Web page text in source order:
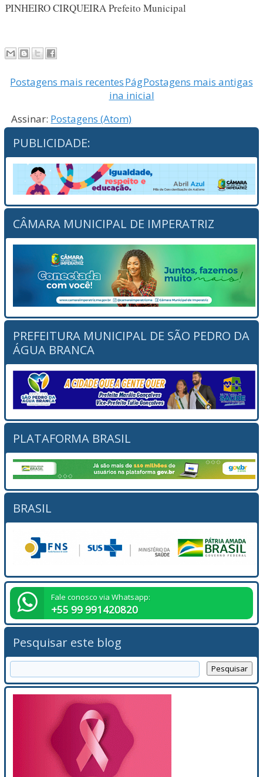
PINHEIRO CIRQUEIRA Prefeito Municipal
Postagens mais recentes Postagens mais antigas
Pág
ina inicial
Assinar: Postagens (Atom)
PUBLICIDADE:
CÂMARA MUNICIPAL DE IMPERATRIZ
PREFEITURA MUNICIPAL DE SÃO PEDRO DA
ÁGUA BRANCA
PLATAFORMA BRASIL
BRASIL
Fale conosco via Whatsapp:
+55 99 991420820
Pesquisar este blog